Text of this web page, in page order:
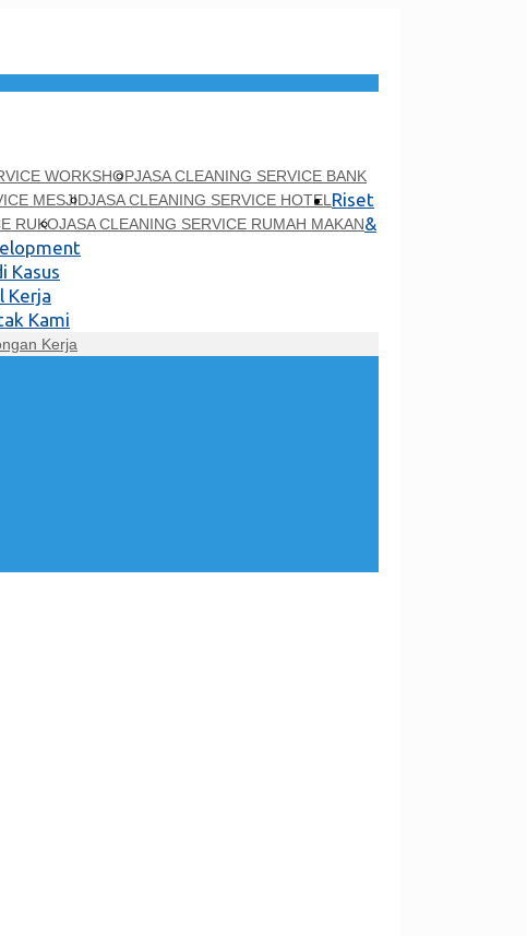
WORKSHOPJASA CLEANING SERVICE BANK
MESJIDJASA CLEANING SERVICE HOTEL
RUKOJASA CLEANING SERVICE RUMAH MAKAN
Riset
&
Kasus
Kerja
Kami
Kerja